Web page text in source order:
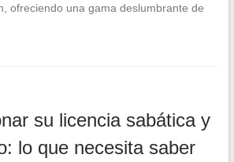
ofreciendo una gama deslumbrante de
su licencia sabática y
lo que necesita saber